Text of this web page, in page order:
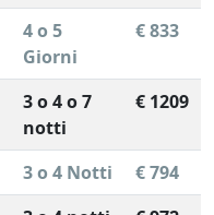
4 o 5
Giorni
€ 833
3 o 4 o 7
notti
€ 1209
3 o 4 Notti
€ 794